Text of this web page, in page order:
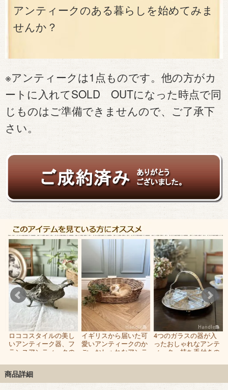
アンティークのある暮らしを始めてみま
せんか？
※アンティークは1点ものです。他の方がカ
ートに入れてSOLD OUTになった時点で同
じものはご準備できませんので、ご了承下
さい。
ロココスタイルの美し
いアンティーク器、フ
ランスアンティークの
イギリスから届いた可
愛いアンティークのか
ご、おしゃれなアンテ
ット
4つのガラスの器が入
ったおしゃれなアンテ
ィーク、持ち手付きの
器
商品詳細